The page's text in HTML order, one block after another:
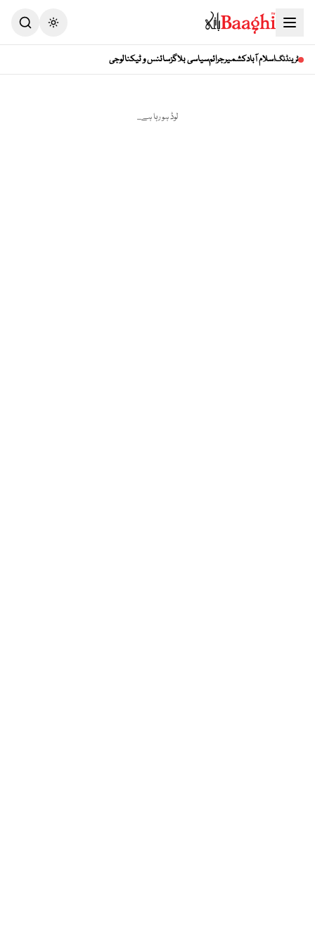
ٹرینڈنگاسلام آبادکشمیرجرائمسیاسی بلاگزسائنس و ٹیکنالوجی
لوڈ ہو رہا ہے...